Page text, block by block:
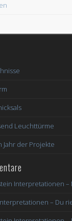
Leuchttürme
Jahr der Projekte
Interpretationen –
– Du